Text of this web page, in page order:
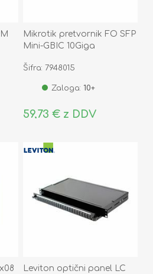
Mikrotik pretvornik FO SFP
Mini-GBIC 10Giga
Šifra: 7948015
Zaloga: 10+
59,73 € z DDV
Leviton optični panel LC